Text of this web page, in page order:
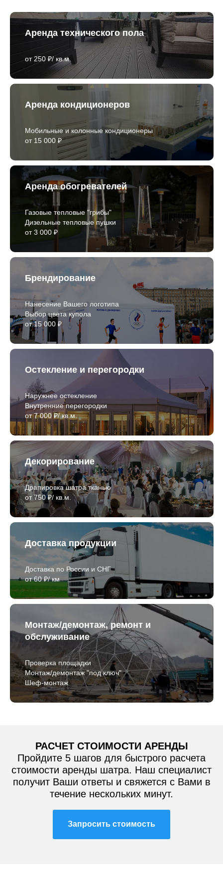
Аренда технического пола
от 250 ₽/ кв.м.
Аренда кондиционеров
Мобильные и колонные кондиционеры
от 15 000 ₽
Аренда обогревателей
Газовые тепловые "грибы"
Дизельные тепловые пушки
от 3 000 ₽
Брендирование
Нанесение Вашего логотипа
Выбор цвета купола
от 15 000 ₽
Остекление и перегородки
Наружнее остекление
Внутренние перегородки
от 7 000 ₽/ кв.м.
Декорирование
Драпировка шатра тканью
от 750 ₽/ кв.м.
Доставка продукции
Доставка по России и СНГ
от 60 ₽/ км
Монтаж/демонтаж, ремонт и
обслуживание
Проверка площадки
Монтаж/демонтаж "под ключ"
Шеф-монтаж
РАСЧЕТ СТОИМОСТИ АРЕНДЫ
Пройдите 5 шагов для быстрого расчета
стоимости аренды шатра. Наш специалист
получит Ваши ответы и свяжется с Вами в
течение нескольких минут.
Запросить стоимость